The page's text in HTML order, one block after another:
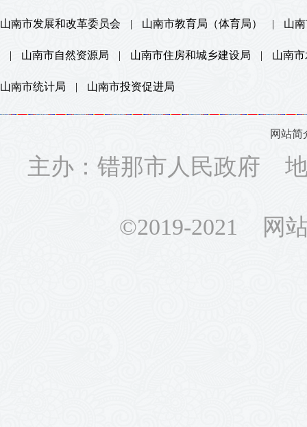
山南市发展和改革委员会 | 山南市教育局（体育局） | 山
| 山南市自然资源局 | 山南市住房和城乡建设局 | 山南
山南市统计局 | 山南市投资促进局
网站简
主办：错那市人民政府
©2019-2021 网